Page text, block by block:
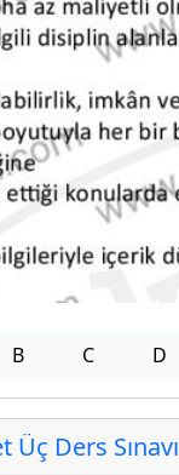
B C D
Ders Sınavı